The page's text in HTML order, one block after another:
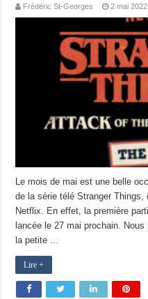
Frédéric St-Georges 2 mai 2022
Le mois de mai est une belle
de la série télé Stranger
Netflix. En effet, la première
lancée le 27 mai prochain.
la petite …
Lire +